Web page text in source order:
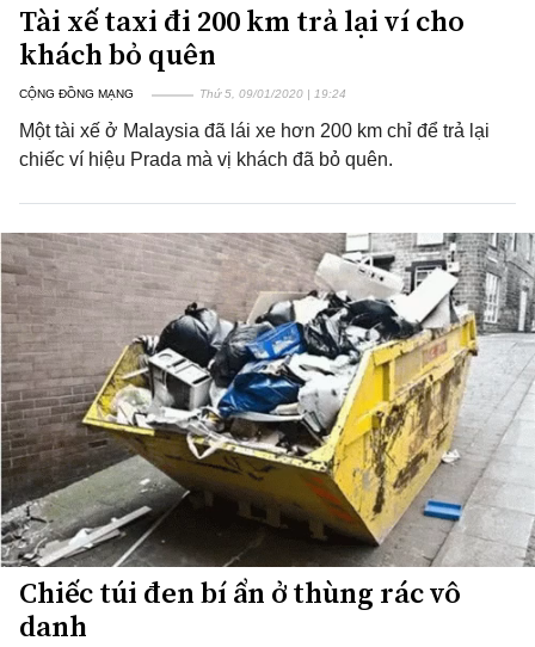
Tài xế taxi đi 200 km trả lại ví cho
khách bỏ quên
CỘNG ĐỒNG MẠNG Thứ 5, 09/01/2020 | 19:24
Một tài xế ở Malaysia đã lái xe hơn 200 km chỉ để trả lại
chiếc ví hiệu Prada mà vị khách đã bỏ quên.
Chiếc túi đen bí ẩn ở thùng rác vô
danh